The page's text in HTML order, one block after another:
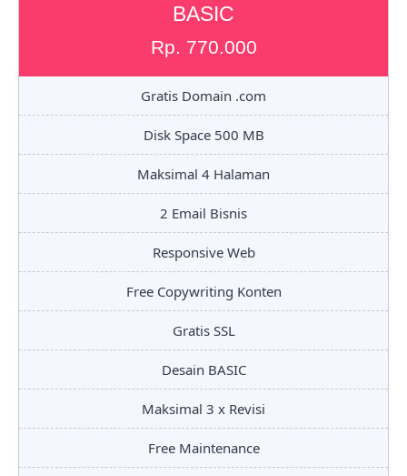
BASIC
Rp. 770.000
Gratis Domain .com
Disk Space 500 MB
Maksimal 4 Halaman
2 Email Bisnis
Responsive Web
Free Copywriting Konten
Gratis SSL
Desain BASIC
Maksimal 3 x Revisi
Free Maintenance